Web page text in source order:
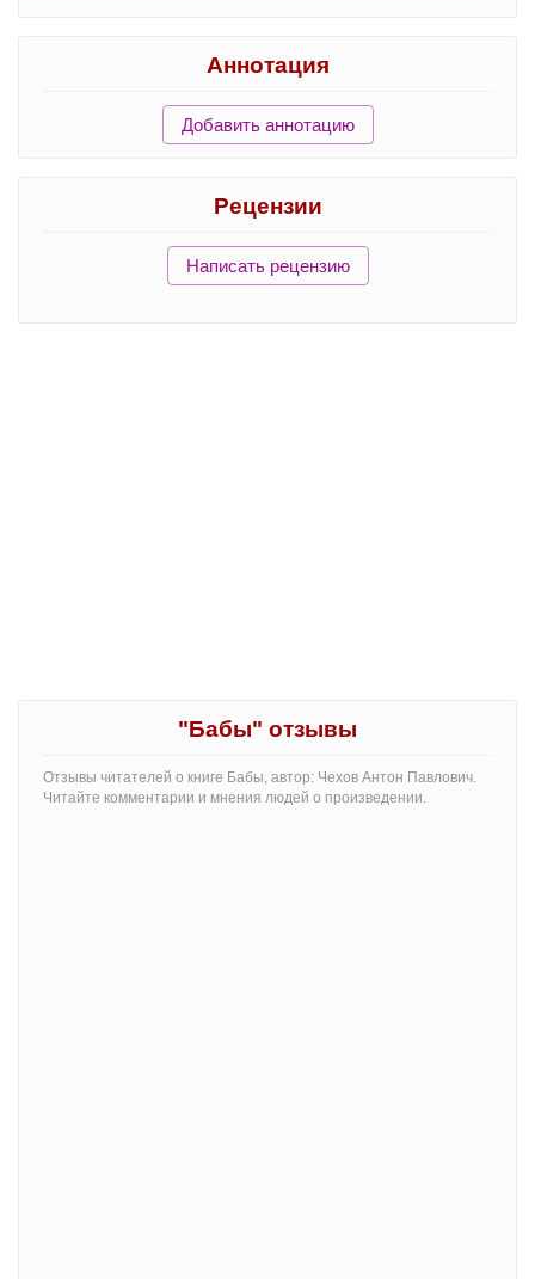
Аннотация
Добавить аннотацию
Рецензии
Написать рецензию
"Бабы" отзывы
Отзывы читателей о книге Бабы, автор: Чехов Антон Павлович.
Читайте комментарии и мнения людей о произведении.